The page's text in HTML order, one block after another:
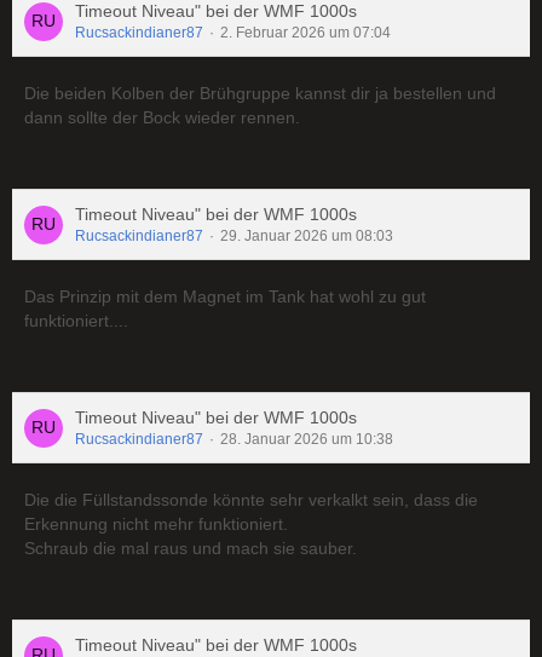
Timeout Niveau" bei der WMF 1000s
Rucsackindianer87 2. Februar 2026 um 07:04
Die beiden Kolben der Brühgruppe kannst dir ja bestellen und
dann sollte der Bock wieder rennen.
Timeout Niveau" bei der WMF 1000s
Rucsackindianer87 29. Januar 2026 um 08:03
Das Prinzip mit dem Magnet im Tank hat wohl zu gut
funktioniert....
Timeout Niveau" bei der WMF 1000s
Rucsackindianer87 28. Januar 2026 um 10:38
Die die Füllstandssonde könnte sehr verkalkt sein, dass die
Erkennung nicht mehr funktioniert.
Schraub die mal raus und mach sie sauber.
Timeout Niveau" bei der WMF 1000s